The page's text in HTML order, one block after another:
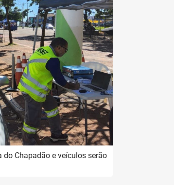
do Chapadão e veículos serão